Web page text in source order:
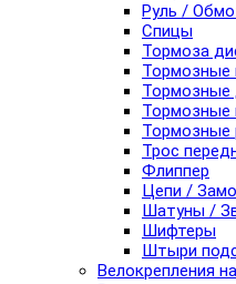
Руль /
Спицы
Тормоза
Тормозные
Тормозные
Тормозные
Тормозные
Трос
Флиппер
Цепи /
Шатуны /
Шифтеры
Штыри
Велокрепления